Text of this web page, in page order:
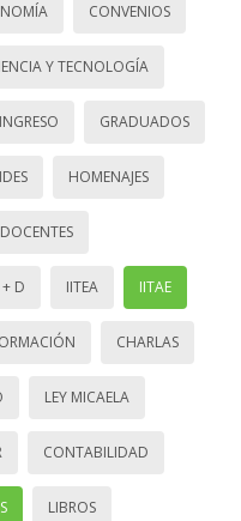
CONVENIOS
Y TECNOLOGÍA
INGRESO GRADUADOS
HOMENAJES
+ D IITEA IITAE
CHARLAS
LEY MICAELA
CONTABILIDAD
LIBROS